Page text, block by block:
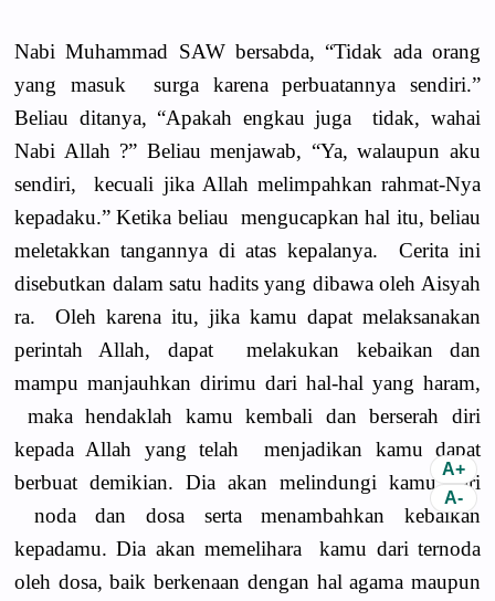
Nabi Muhammad SAW bersabda, “Tidak ada orang
yang masuk surga karena perbuatannya sendiri.”
Beliau ditanya, “Apakah engkau juga tidak, wahai
Nabi Allah ?” Beliau menjawab, “Ya, walaupun aku
sendiri, kecuali jika Allah melimpahkan rahmat-Nya
kepadaku.” Ketika beliau mengucapkan hal itu, beliau
meletakkan tangannya di atas kepalanya. Cerita ini
disebutkan dalam satu hadits yang dibawa oleh Aisyah
ra. Oleh karena itu, jika kamu dapat melaksanakan
perintah Allah, dapat melakukan kebaikan dan
mampu manjauhkan dirimu dari hal-hal yang haram,
maka hendaklah kamu kembali dan berserah diri
kepada Allah yang telah menjadikan kamu dapat
berbuat demikian. Dia akan melindungi kamu dari
noda dan dosa serta menambahkan kebaikan
kepadamu. Dia akan memelihara kamu dari ternoda
oleh dosa, baik berkenaan dengan hal agama maupun